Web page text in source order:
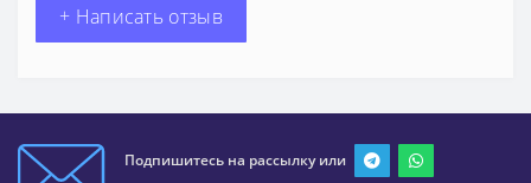
+ Написать отзыв
Подпишитесь на рассылку или